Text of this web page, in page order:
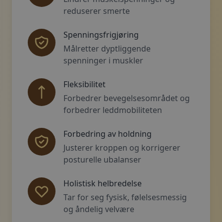
reduserer smerte
Spenningsfrigjøring
Målretter dyptliggende
spenninger i muskler
Fleksibilitet
Forbedrer bevegelsesområdet og
forbedrer leddmobiliteten
Forbedring av holdning
Justerer kroppen og korrigerer
posturelle ubalanser
Holistisk helbredelse
Tar for seg fysisk, følelsesmessig
og åndelig velvære